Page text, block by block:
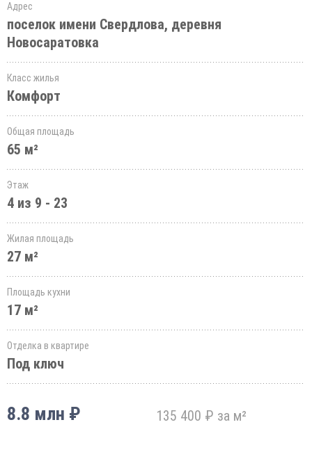
Адрес
поселок имени Свердлова, деревня
Новосаратовка
Класс жилья
Комфорт
Общая площадь
65 м²
Этаж
4 из 9 - 23
Жилая площадь
27 м²
Площадь кухни
17 м²
Отделка в квартире
Под ключ
8.8 млн ₽ 135 400 ₽ за м²